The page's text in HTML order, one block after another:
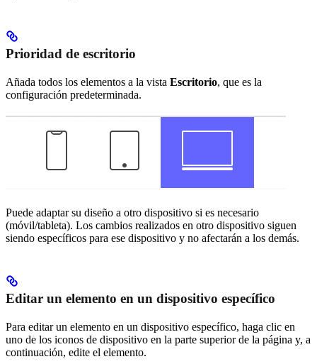
Prioridad de escritorio
Añada todos los elementos a la vista Escritorio, que es la
configuración predeterminada.
Puede adaptar su diseño a otro dispositivo si es necesario
(móvil/tableta). Los cambios realizados en otro dispositivo siguen
siendo específicos para ese dispositivo y no afectarán a los demás.
Editar un elemento en un dispositivo específico
Para editar un elemento en un dispositivo específico, haga clic en
uno de los iconos de dispositivo en la parte superior de la página y, a
continuación, edite el elemento.